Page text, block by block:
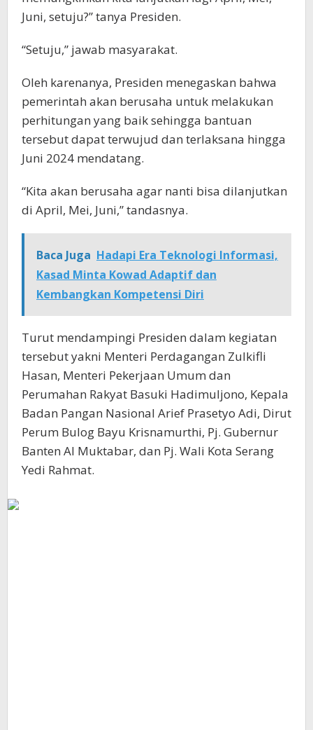
Juni, setuju?” tanya Presiden.
“Setuju,” jawab masyarakat.
Oleh karenanya, Presiden menegaskan bahwa
pemerintah akan berusaha untuk melakukan
perhitungan yang baik sehingga bantuan
tersebut dapat terwujud dan terlaksana hingga
Juni 2024 mendatang.
“Kita akan berusaha agar nanti bisa dilanjutkan
di April, Mei, Juni,” tandasnya.
Baca Juga Hadapi Era Teknologi Informasi,
Kasad Minta Kowad Adaptif dan
Kembangkan Kompetensi Diri
Turut mendampingi Presiden dalam kegiatan
tersebut yakni Menteri Perdagangan Zulkifli
Hasan, Menteri Pekerjaan Umum dan
Perumahan Rakyat Basuki Hadimuljono, Kepala
Badan Pangan Nasional Arief Prasetyo Adi, Dirut
Perum Bulog Bayu Krisnamurthi, Pj. Gubernur
Banten Al Muktabar, dan Pj. Wali Kota Serang
Yedi Rahmat.